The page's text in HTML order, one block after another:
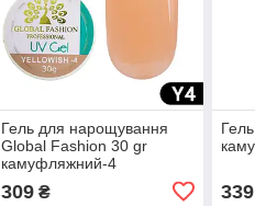
Гель для нарощування
Global Fashion 30 gr
камуфляжний-4
309₴ 339